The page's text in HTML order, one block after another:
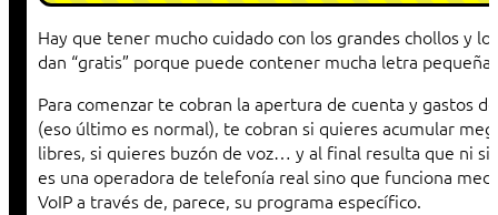
Hay que tener mucho cuidado con los grandes chollos y
dan “gratis” porque puede contener mucha letra pequeña.
Para comenzar te cobran la apertura de cuenta y gastos
(eso último es normal), te cobran si quieres acumular
libres, si quieres buzón de voz… y al final resulta que ni
es una operadora de telefonía real sino que funciona
VoIP a través de, parece, su programa específico.